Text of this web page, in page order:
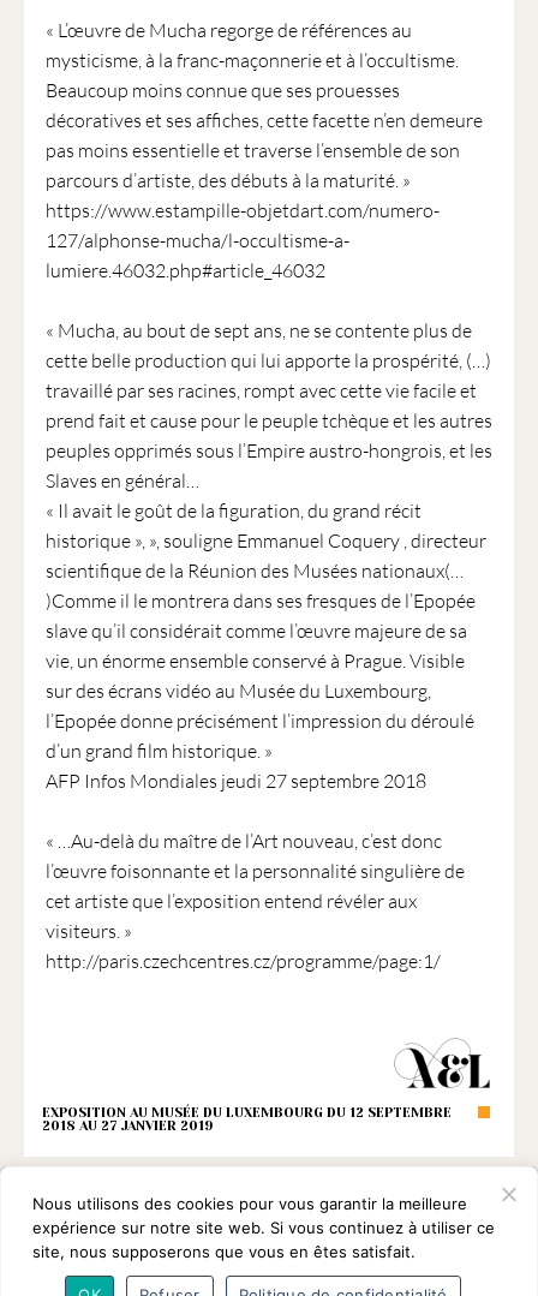
« L’œuvre de Mucha regorge de références au
mysticisme, à la franc-maçonnerie et à l’occultisme.
Beaucoup moins connue que ses prouesses
décoratives et ses affiches, cette facette n’en demeure
pas moins essentielle et traverse l’ensemble de son
parcours d’artiste, des débuts à la maturité. »
https://www.estampille-objetdart.com/numero-
127/alphonse-mucha/l-occultisme-a-
lumiere.46032.php#article_46032
« Mucha, au bout de sept ans, ne se contente plus de
cette belle production qui lui apporte la prospérité, (…)
travaillé par ses racines, rompt avec cette vie facile et
prend fait et cause pour le peuple tchèque et les autres
peuples opprimés sous l’Empire austro-hongrois, et les
Slaves en général…
« Il avait le goût de la figuration, du grand récit
historique », », souligne Emmanuel Coquery , directeur
scientifique de la Réunion des Musées nationaux(…
)Comme il le montrera dans ses fresques de l’Epopée
slave qu’il considérait comme l’œuvre majeure de sa
vie, un énorme ensemble conservé à Prague. Visible
sur des écrans vidéo au Musée du Luxembourg,
l’Epopée donne précisément l’impression du déroulé
d’un grand film historique. »
AFP Infos Mondiales jeudi 27 septembre 2018
« …Au-delà du maître de l’Art nouveau, c’est donc
l’œuvre foisonnante et la personnalité singulière de
cet artiste que l’exposition entend révéler aux
visiteurs. »
http://paris.czechcentres.cz/programme/page:1/
EXPOSITION AU MUSÉE DU LUXEMBOURG DU 12 SEPTEMBRE
2018 AU 27 JANVIER 2019
Nous utilisons des cookies pour vous garantir la meilleure
expérience sur notre site web. Si vous continuez à utiliser ce
site, nous supposerons que vous en êtes satisfait.